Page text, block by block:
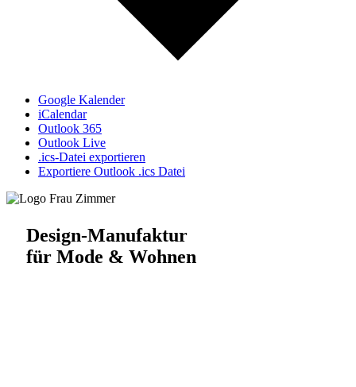
Google Kalender
iCalendar
Outlook 365
Outlook Live
.ics-Datei exportieren
Exportiere Outlook .ics Datei
Design-Manufaktur
für Mode & Wohnen